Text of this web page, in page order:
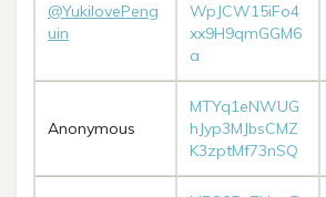
@YukilovePeng
uin
WpJCW15iFo4
xx9H9qmGGM6
a
Anonymous
MTYq1eNWUG
hJyp3MJbsCMZ
K3zptMf73nSQ